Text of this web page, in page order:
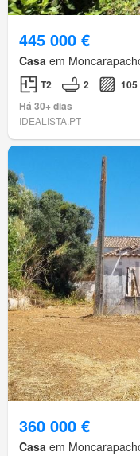
445 000 €
Casa em
T2 2
105
Há 30+ dias
IDEALISTA.PT
360 000 €
Casa em